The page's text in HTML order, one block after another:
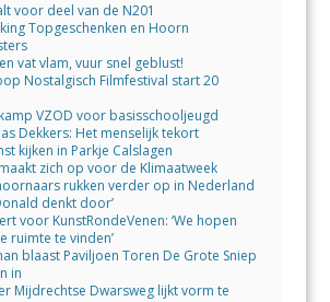
voor deel van de N201
Topgeschenken en Hoorn
vat vlam, vuur snel geblust!
Nostalgisch Filmfestival start 20
VZOD voor basisschooljeugd
Dekkers: Het menselijk tekort
kijken in Parkje Calslagen
zich op voor de Klimaatweek
rukken verder op in Nederland
denkt door’
voor KunstRondeVenen: ‘We hopen
ruimte te vinden’
blaast Paviljoen Toren De Grote Sniep
in
Mijdrechtse Dwarsweg lijkt vorm te